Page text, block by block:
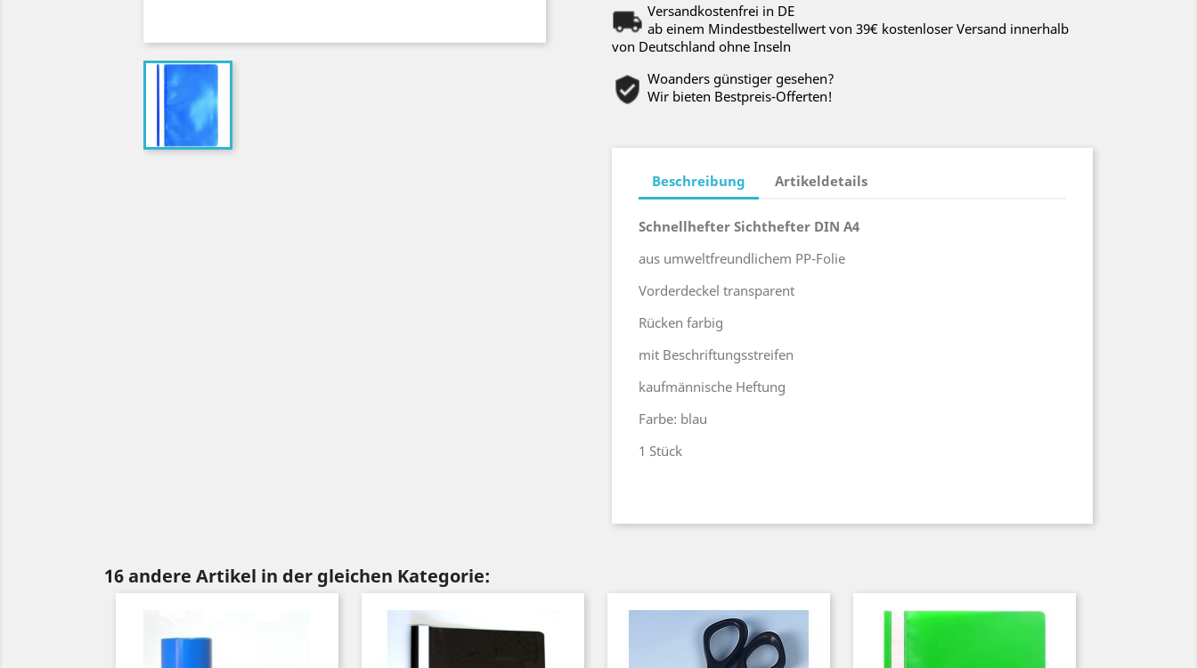
Versandkostenfrei in DE
ab einem Mindestbestellwert von 39€ kostenloser Versand innerhalb
von Deutschland ohne Inseln
Woanders günstiger gesehen?
Wir bieten Bestpreis-Offerten!
Beschreibung Artikeldetails
Schnellhefter Sichthefter DIN A4
aus umweltfreundlichem PP-Folie
Vorderdeckel transparent
Rücken farbig
mit Beschriftungsstreifen
kaufmännische Heftung
Farbe: blau
1 Stück
16 andere Artikel in der gleichen Kategorie: